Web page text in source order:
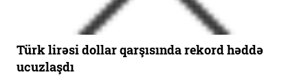
Türk lirəsi dollar qarşısında rekord həddə
ucuzlaşdı